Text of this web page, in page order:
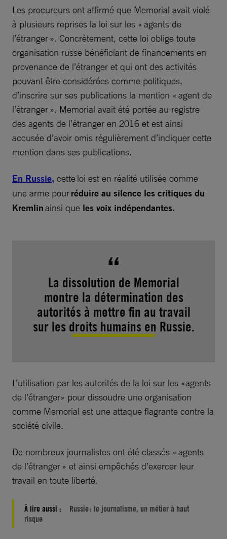
Les procureurs ont affirmé que Memorial avait violé
à plusieurs reprises la loi sur les « agents de
l’étranger ». Concrètement, cette loi oblige toute
organisation russe bénéficiant de financements en
provenance de l’étranger et qui ont des activités
pouvant être considérées comme politiques,
d’inscrire sur ses publications la mention « agent de
l’étranger ». Memorial avait été portée au registre
des agents de l’étranger en 2016 et est ainsi
accusée d’avoir omis régulièrement d’indiquer cette
mention dans ses publications.
En Russie, cette loi est en réalité utilisée comme
une arme pourréduire au silence les critiques du
Kremlinainsi que les voix indépendantes.
La dissolution de Memorial
montre la détermination des
autorités à mettre fin au travail
sur les droits humains en Russie.
L’utilisation par les autorités de la loi sur les «agents
de l’étranger» pour dissoudre une organisation
comme Memorial est une attaque flagrante contre la
société civile.
De nombreux journalistes ont été classés « agents
de l’étranger » et ainsi empêchés d’exercer leur
travail en toute liberté.
À lire aussi :
Russie : le journalisme, un métier à haut
risque